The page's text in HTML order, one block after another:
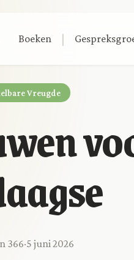
Boeken |
Vreugde
366·5 juni 2026